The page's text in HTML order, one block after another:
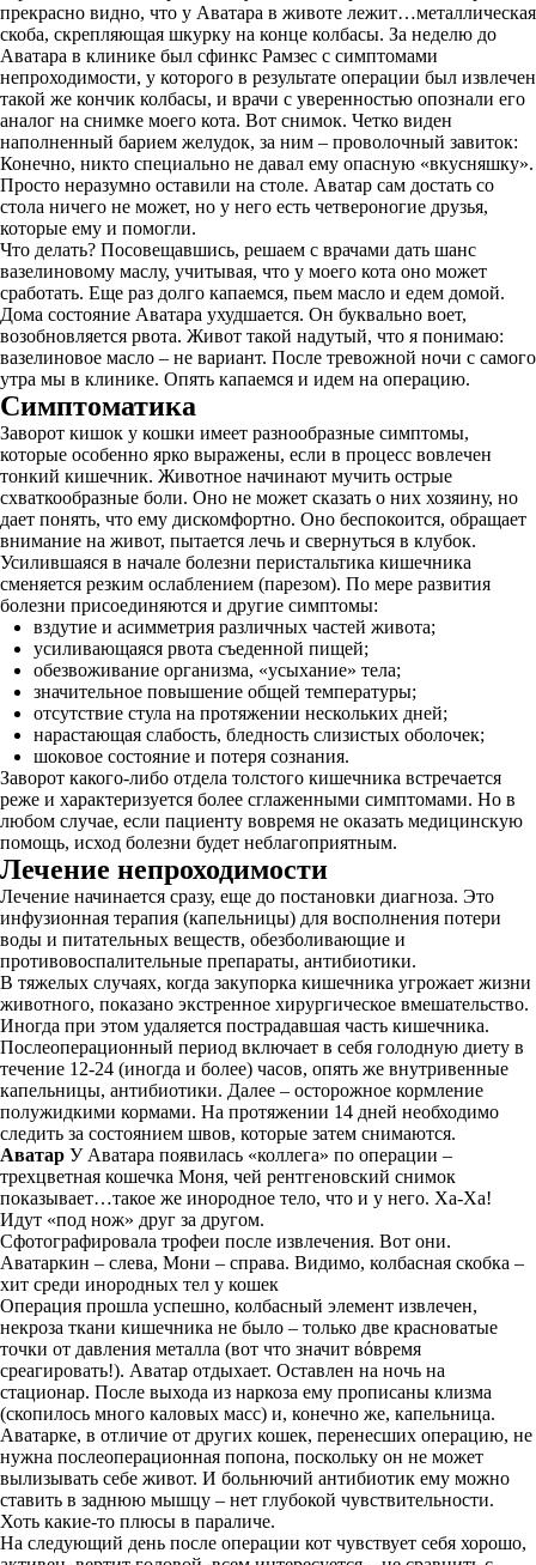
прекрасно видно, что у Аватара в животе лежит…металлическая
скоба, скрепляющая шкурку на конце колбасы. За неделю до
Аватара в клинике был сфинкс Рамзес с симптомами
непроходимости, у которого в результате операции был извлечен
такой же кончик колбасы, и врачи с уверенностью опознали его
аналог на снимке моего кота. Вот снимок. Четко виден
наполненный барием желудок, за ним – проволочный завиток:
Конечно, никто специально не давал ему опасную «вкусняшку».
Просто неразумно оставили на столе. Аватар сам достать со
стола ничего не может, но у него есть четвероногие друзья,
которые ему и помогли.
Что делать? Посовещавшись, решаем с врачами дать шанс
вазелиновому маслу, учитывая, что у моего кота оно может
сработать. Еще раз долго капаемся, пьем масло и едем домой.
Дома состояние Аватара ухудшается. Он буквально воет,
возобновляется рвота. Живот такой надутый, что я понимаю:
вазелиновое масло – не вариант. После тревожной ночи с самого
утра мы в клинике. Опять капаемся и идем на операцию.
Симптоматика
Заворот кишок у кошки имеет разнообразные симптомы,
которые особенно ярко выражены, если в процесс вовлечен
тонкий кишечник. Животное начинают мучить острые
схваткообразные боли. Оно не может сказать о них хозяину, но
дает понять, что ему дискомфортно. Оно беспокоится, обращает
внимание на живот, пытается лечь и свернуться в клубок.
Усилившаяся в начале болезни перистальтика кишечника
сменяется резким ослаблением (парезом). По мере развития
болезни присоединяются и другие симптомы:
вздутие и асимметрия различных частей живота;
усиливающаяся рвота съеденной пищей;
обезвоживание организма, «усыхание» тела;
значительное повышение общей температуры;
отсутствие стула на протяжении нескольких дней;
нарастающая слабость, бледность слизистых оболочек;
шоковое состояние и потеря сознания.
Заворот какого-либо отдела толстого кишечника встречается
реже и характеризуется более сглаженными симптомами. Но в
любом случае, если пациенту вовремя не оказать медицинскую
помощь, исход болезни будет неблагоприятным.
Лечение непроходимости
Лечение начинается сразу, еще до постановки диагноза. Это
инфузионная терапия (капельницы) для восполнения потери
воды и питательных веществ, обезболивающие и
противовоспалительные препараты, антибиотики.
В тяжелых случаях, когда закупорка кишечника угрожает жизни
животного, показано экстренное хирургическое вмешательство.
Иногда при этом удаляется пострадавшая часть кишечника.
Послеоперационный период включает в себя голодную диету в
течение 12-24 (иногда и более) часов, опять же внутривенные
капельницы, антибиотики. Далее – осторожное кормление
полужидкими кормами. На протяжении 14 дней необходимо
следить за состоянием швов, которые затем снимаются.
Аватар У Аватара появилась «коллега» по операции –
трехцветная кошечка Моня, чей рентгеновский снимок
показывает…такое же инородное тело, что и у него. Ха-Ха!
Идут «под нож» друг за другом.
Сфотографировала трофеи после извлечения. Вот они.
Аватаркин – слева, Мони – справа. Видимо, колбасная скобка –
хит среди инородных тел у кошек
Операция прошла успешно, колбасный элемент извлечен,
некроза ткани кишечника не было – только две красноватые
точки от давления металла (вот что значит вόвремя
среагировать!). Аватар отдыхает. Оставлен на ночь на
стационар. После выхода из наркоза ему прописаны клизма
(скопилось много каловых масс) и, конечно же, капельница.
Аватарке, в отличие от других кошек, перенесших операцию, не
нужна послеоперационная попона, поскольку он не может
вылизывать себе живот. И больнючий антибиотик ему можно
ставить в заднюю мышцу – нет глубокой чувствительности.
Хоть какие-то плюсы в параличе.
На следующий день после операции кот чувствует себя хорошо,